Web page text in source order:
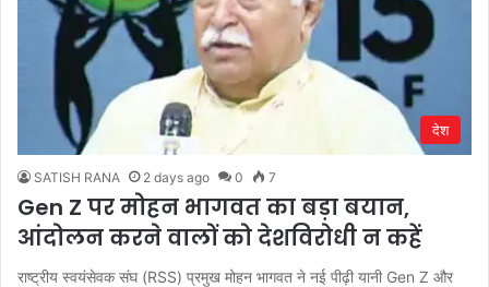
देश
SATISH RANA 2 days ago 0 7
Gen Z पर मोहन भागवत का बड़ा बयान,
आंदोलन करने वालों को देशविरोधी न कहें
राष्ट्रीय स्वयंसेवक संघ (RSS) प्रमुख मोहन भागवत ने नई पीढ़ी यानी Gen Z और